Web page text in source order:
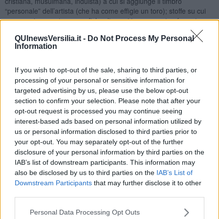
QUInewsVersilia.it - Do Not Process My Personal
Information
If you wish to opt-out of the sale, sharing to third parties, or
processing of your personal or sensitive information for
targeted advertising by us, please use the below opt-out
section to confirm your selection. Please note that after your
opt-out request is processed you may continue seeing
interest-based ads based on personal information utilized by
us or personal information disclosed to third parties prior to
your opt-out. You may separately opt-out of the further
disclosure of your personal information by third parties on the
IAB’s list of downstream participants. This information may
also be disclosed by us to third parties on the IAB’s List of
Downstream Participants that may further disclose it to other
Personal Data Processing Opt Outs
“personale” dell’artista (che ha come effigie un toro); stoffe su cui
campeggiano carte geografiche di paesi in guerra - trasformate
dall’acqua del mare - o bandiere di paesi i cui confini sono separati
da muri o linee invalicabili: tutti elementi che vanno a costituire un
atlante critico del globo, a cui Balzano si approccia come ad un
La mostra sviluppa temi ricorrenti nell’arte di Balzano, che indaga e
reinterpreta le grandi questioni della globalizzazione,
dell’integrazione sociale o dei cambiamenti climatici, e presenta per
quest’occasione opere recenti e lavori inediti, elementi trascinati e
trasformati dalla corrente tumultuosa della contemporaneità che
approdano nei rassicuranti ambienti rinascimentali di Palazzo
Medici Riccardi. Il catalogo della mostra verrà pubblicato dalla casa
editrice Skira nel corso dell’esposizione, con testi di Marco Tonelli,
Sara Taglialagamba e Valentina Zucchi.
Riccardo Ferrucci